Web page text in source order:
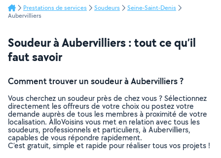
Prestations de services Soudeurs
Seine-Saint-Denis
Aubervilliers
Soudeur à Aubervilliers : tout ce qu’il
faut savoir
Comment trouver un soudeur à Aubervilliers ?
Vous cherchez un soudeur près de chez vous ? Sélectionnez
directement les offreurs de votre choix ou postez votre
demande auprès de tous les membres à proximité de votre
localisation. AlloVoisins vous met en relation avec tous les
soudeurs, professionnels et particuliers, à Aubervilliers,
capables de vous répondre rapidement.
C’est gratuit, simple et rapide pour réaliser tous vos projets !